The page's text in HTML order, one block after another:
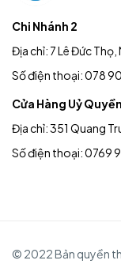
Chi Nhánh 2
Địa chỉ: 7 Lê Đức Thọ,
Số điện thoại: 078
Cửa Hàng Uỷ Quyền
Địa chỉ: 351 Quang
Số điện thoại: 0769
© 2022 Bản quyền